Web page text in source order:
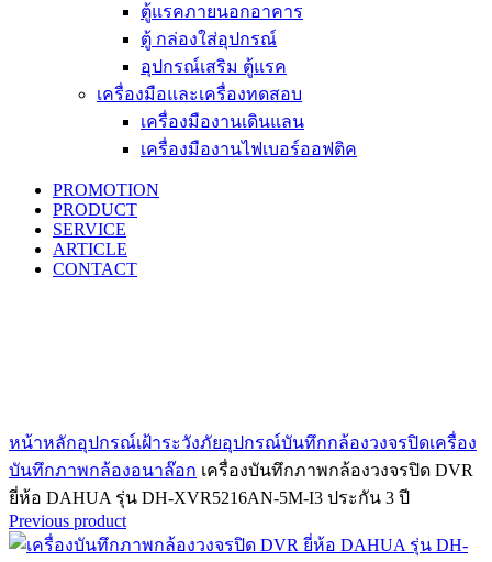
ตู้แรคภายนอกอาคาร
ตู้ กล่องใส่อุปกรณ์
อุปกรณ์เสริม ตู้แรค
เครื่องมือและเครื่องทดสอบ
เครื่องมืองานเดินแลน
เครื่องมืองานไฟเบอร์ออฟติค
PROMOTION
PRODUCT
SERVICE
ARTICLE
CONTACT
หน้าหลักอุปกรณ์เฝ้าระวังภัยอุปกรณ์บันทึกกล้องวงจรปิดเครื่อง
บันทึกภาพกล้องอนาล๊อก เครื่องบันทึกภาพกล้องวงจรปิด DVR
ยี่ห้อ DAHUA รุ่น DH-XVR5216AN-5M-I3 ประกัน 3 ปี
Previous product